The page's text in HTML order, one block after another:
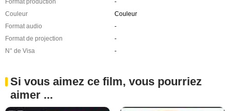
Format production
-
Couleur
Couleur
Format audio
-
Format de projection
-
N° de Visa
-
Si vous aimez ce film, vous pourriez
aimer ...